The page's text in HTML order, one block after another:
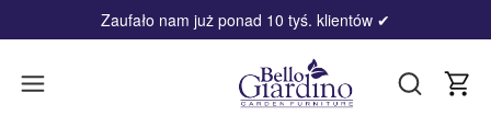
Zaufało nam już ponad 10 tyś. klientów ✔
Otwórz